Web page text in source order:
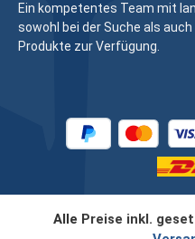
Ein kompetentes Team mit
sowohl bei der Suche als
Produkte zur Verfügung.
Alle Preise inkl.